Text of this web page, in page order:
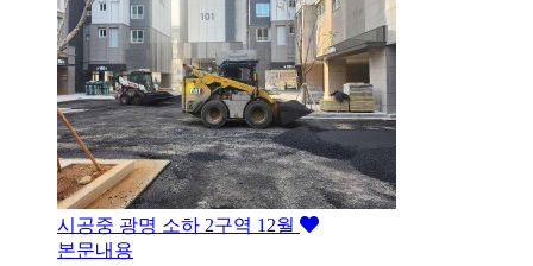
시공중 광명 소하 2구역 12월
본문내용